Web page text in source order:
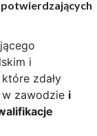
i
zdały
zawodzie i